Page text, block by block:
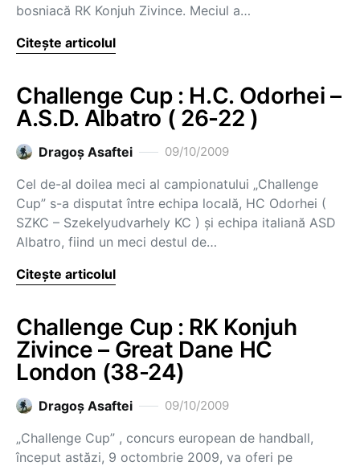
bosniacă RK Konjuh Zivince. Meciul a…
Citește articolul
Challenge Cup : H.C. Odorhei –
A.S.D. Albatro ( 26-22 )
Dragoş Asaftei 09/10/2009
Cel de-al doilea meci al campionatului „Challenge
Cup” s-a disputat între echipa locală, HC Odorhei (
SZKC – Szekelyudvarhely KC ) şi echipa italiană ASD
Albatro, fiind un meci destul de…
Citește articolul
Challenge Cup : RK Konjuh
Zivince – Great Dane HC
London (38-24)
Dragoş Asaftei 09/10/2009
„Challenge Cup” , concurs european de handball,
început astăzi, 9 octombrie 2009, va oferi pe